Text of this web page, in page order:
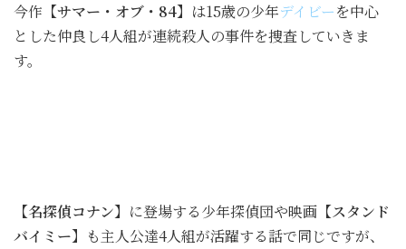
今作 【サマー・オブ・84】 は15歳の少年デイビーを中心
とした仲良し4人組が連続殺人の事件を捜査していきま
す。
【名探偵コナン】 に登場する少年探偵団や映画 【スタンド
バイミー】 も主人公達4人組が活躍する話で同じですが、